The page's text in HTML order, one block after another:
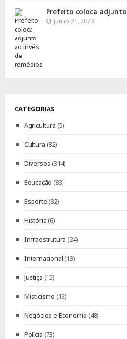
Prefeito coloca
junho 21, 2023
CATEGORIAS
Agricultura (5)
Cultura (82)
Diversos (314)
Educação (83)
Esporte (82)
História (6)
Infraestrutura (24)
Internacional (13)
Justiça (15)
Misticismo (13)
Negócios e Economia (48)
Polícia (73)